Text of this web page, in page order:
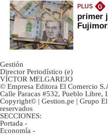
PLUS G
primer
Gestión
Director Periodístico (e)
VÍCTOR MELGAREJO
© Empresa Editora El Comercio
Calle Paracas #532, Pueblo Libre,
Copyright© | Gestion.pe | Grupo
reservados
SECCIONES:
Portada -
Economía -